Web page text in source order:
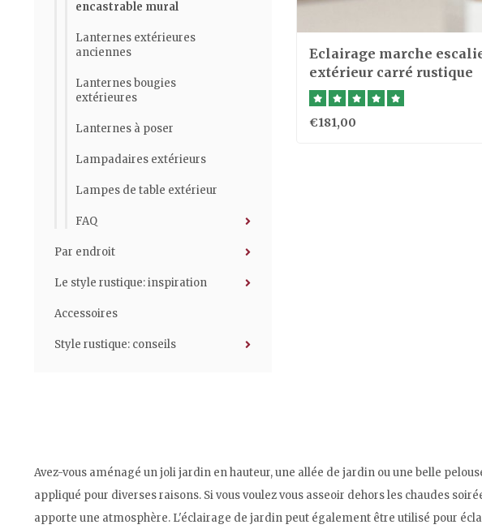
encastrable mural
Lanternes extérieures
anciennes
Lanternes bougies
extérieures
Lanternes à poser
Lampadaires extérieurs
Lampes de table extérieur
FAQ
Par endroit
Le style rustique: inspiration
Accessoires
Style rustique: conseils
Eclairage marche
extérieur carré rustique
€181,00
Avez-vous aménagé un joli jardin en hauteur, une allée de jardin ou une belle
appliqué pour diverses raisons. Si vous voulez vous asseoir dehors les chaudes
apporte une atmosphère. L'éclairage de jardin peut également être utilisé pour